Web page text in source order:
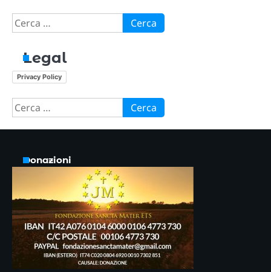
Ricerca
per:
Legal
Privacy Policy
Ricerca
per:
Donazioni